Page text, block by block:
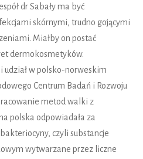
dr Sabały ma być
skórnymi, trudno gojącymi
Miałby on postać
dermokosmetyków.
udział w polsko-norweskim
Centrum Badań i Rozwoju
metod walki z
polska odpowiadała za
czyli substancje
wytwarzane przez liczne